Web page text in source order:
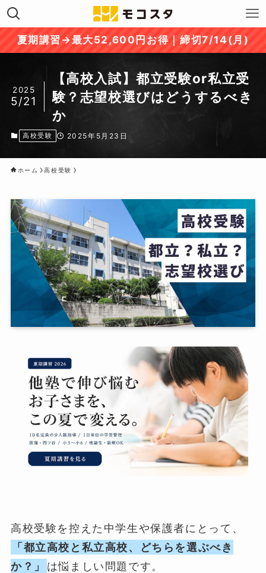
夏期講習→最大52,600円お得｜締切7/14(月)
【高校入試】都立受験or私立受
験？志望校選びはどうするべき
か
2025
5/21
高校受験 2025年5月23日
ホーム 高校受験
高校受験を控えた中学生や保護者にとって、
「都立高校と私立高校、どちらを選ぶべき
か？」
は悩ましい問題です。